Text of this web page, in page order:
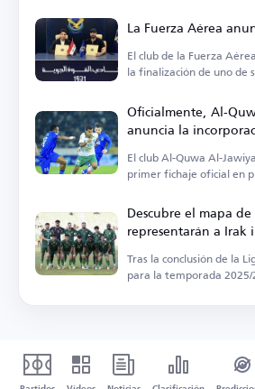
La Fuerza Aérea
El club de la Fuerza
la finalización de uno de
Oficialmente, Al-
anuncia la
jugadores
El club Al-Quwa Al-
primer fichaje oficial en
Descubre el mapa
representarán a
la próxima temporada
Tras la conclusión de la
para la temporada